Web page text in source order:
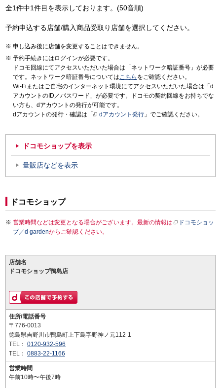
全1件中1件目を表示しております。(50音順)
予約申込する店舗/購入商品受取り店舗を選択してください。
申し込み後に店舗を変更することはできません。
予約手続きにはログインが必要です。
ドコモ回線にてアクセスいただいた場合は「ネットワーク暗証番号」が必要
です。ネットワーク暗証番号についてはこちら をご確認ください。
Wi-Fiまたはご自宅のインターネット環境にてアクセスいただいた場合は「d
アカウントのID／パスワード」が必要です。ドコモの契約回線をお持ちでな
い方も、dアカウントの発行が可能です。
dアカウントの発行・確認は「
dアカウント発行 」でご確認ください。
ドコモショップを表示
量販店などを表示
ドコモショップ
営業時間などは変更となる場合がございます。最新の情報は
ドコモショッ
プ／d gardenからご確認ください。
店舗名
ドコモショップ鴨島店
住所/電話番号
〒776-0013
徳島県吉野川市鴨島町上下島字野神ノ元112-1
TEL： 0120-932-596
TEL： 0883-22-1166
営業時間
午前10時〜午後7時